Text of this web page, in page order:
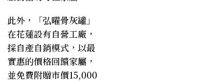
此外，「弘曜骨灰罐」
在花蓮設有自營工廠，
採自產自銷模式，以最
實惠的價格回饋家屬，
並免費附贈市價15,000